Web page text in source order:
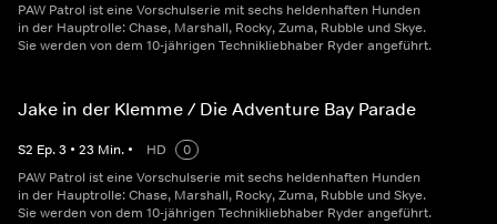
PAW Patrol ist eine Vorschulserie mit sechs heldenhaften Hunden
in der Hauptrolle: Chase, Marshall, Rocky, Zuma, Rubble und Skye.
Sie werden von dem 10-jährigen Technikliebhaber Ryder angeführt.
Jake in der Klemme / Die Adventure Bay Parade
S2 Ep.3 • 23 Min. • HD
0
PAW Patrol ist eine Vorschulserie mit sechs heldenhaften Hunden
in der Hauptrolle: Chase, Marshall, Rocky, Zuma, Rubble und Skye.
Sie werden von dem 10-jährigen Technikliebhaber Ryder angeführt.